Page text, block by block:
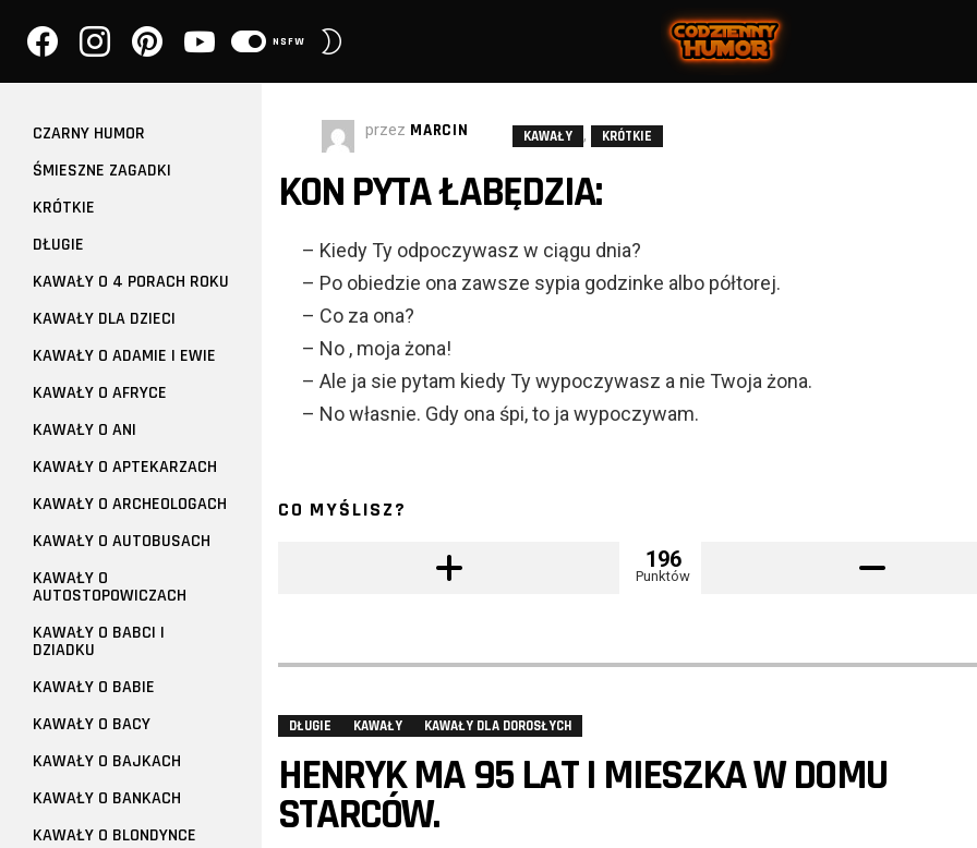
NSFW
przez MARCIN KAWAŁY , KRÓTKIE
KON PYTA ŁABĘDZIA:
– Kiedy Ty odpoczywasz w ciągu dnia?
– Po obiedzie ona zawsze sypia godzinke albo półtorej.
– Co za ona?
– No , moja żona!
– Ale ja sie pytam kiedy Ty wypoczywasz a nie Twoja żona.
– No własnie. Gdy ona śpi, to ja wypoczywam.
CO MYŚLISZ?
196
Punktów
DŁUGIE KAWAŁY KAWAŁY DLA DOROSŁYCH
HENRYK MA 95 LAT I MIESZKA W DOMU
STARCÓW.
CZARNY HUMOR
ŚMIESZNE ZAGADKI
KRÓTKIE
DŁUGIE
KAWAŁY O 4 PORACH ROKU
KAWAŁY DLA DZIECI
KAWAŁY O ADAMIE I EWIE
KAWAŁY O AFRYCE
KAWAŁY O ANI
KAWAŁY O APTEKARZACH
KAWAŁY O ARCHEOLOGACH
KAWAŁY O AUTOBUSACH
KAWAŁY O
AUTOSTOPOWICZACH
KAWAŁY O BABCI I
DZIADKU
KAWAŁY O BABIE
KAWAŁY O BACY
KAWAŁY O BAJKACH
KAWAŁY O BANKACH
KAWAŁY O BLONDYNCE